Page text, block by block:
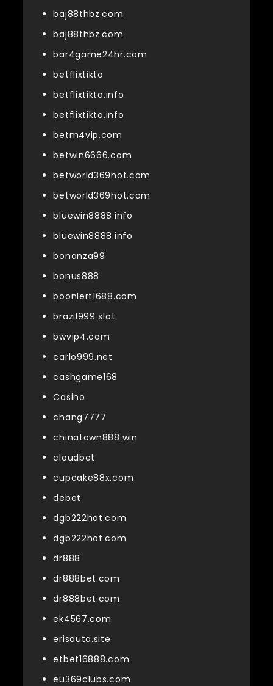
baj88thbz.com
baj88thbz.com
bar4game24hr.com
betflixtikto
betflixtikto.info
betflixtikto.info
betm4vip.com
betwin6666.com
betworld369hot.com
betworld369hot.com
bluewin8888.info
bluewin8888.info
bonanza99
bonus888
boonlert1688.com
brazil999 slot
bwvip4.com
carlo999.net
cashgame168
Casino
chang7777
chinatown888.win
cloudbet
cupcake88x.com
debet
dgb222hot.com
dgb222hot.com
dr888
dr888bet.com
dr888bet.com
ek4567.com
erisauto.site
etbet16888.com
eu369clubs.com